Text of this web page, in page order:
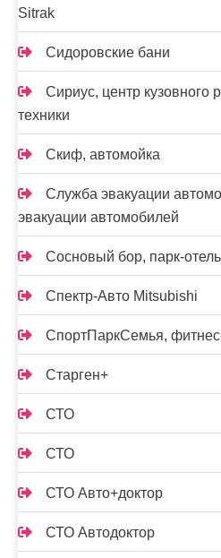
Sitrak
Сидоровские бани
Сириус, центр кузовного
техники
Скиф, автомойка
Служба эвакуации
эвакуации автомобилей
Сосновый бор, парк-отель
Спектр-Авто Mitsubishi
СпортПаркСемья,
Старген+
СТО
СТО
СТО Авто+доктор
СТО Автодоктор